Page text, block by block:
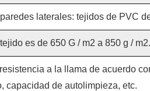
laterales: tejidos de PVC
es de 650 G / m2 a 850 g / m2.
a la llama de acuerdo
capacidad de autolimpieza, etc.